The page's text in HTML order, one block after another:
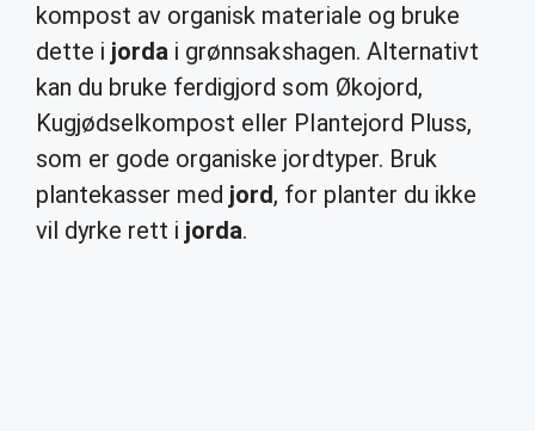
kompost av organisk materiale og bruke
dette i jorda i grønnsakshagen. Alternativt
kan du bruke ferdigjord som Økojord,
Kugjødselkompost eller Plantejord Pluss,
som er gode organiske jordtyper. Bruk
plantekasser med jord, for planter du ikke
vil dyrke rett i jorda.